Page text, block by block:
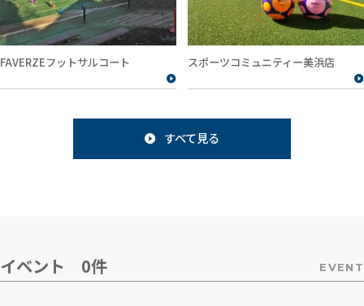
FAVERZEフットサルコート スポーツコミュニティー美浜店
すべて見る
イベント 0件 EVENT